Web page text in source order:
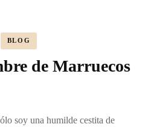
BLOG
de Marruecos
soy una humilde cestita de